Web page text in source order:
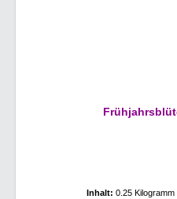
Inhalt: 0.25 Kilogramm